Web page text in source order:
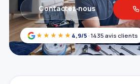
★★★★★ 4,9/5 · 1435 avis clients
Contactez‑nous